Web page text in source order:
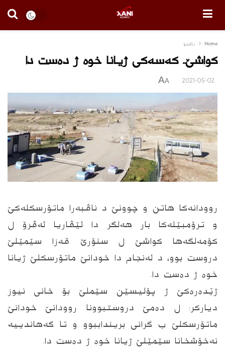
Home ناڤخۆ
کواشێ.. کەسەکی ژیانا خوە ژ دەست دا
2021-05-02
A
A
روودانەکا هاتن و چوونێ د ناڤبەرا ماتۆرسکلەکێ
و ترۆمبێلەکا بار هەلگر دا ئێڤاریا ئەڤرۆ ل
کۆمەلگەها کواشێ ل سنۆرێ قەزا سێمێلێ
دروست بوو، د ئەنجام دا خودانێ ماتۆرسکلێ ژیانا
خوە ژ دەست دا.
ژێدەرەکێ ژ پۆلیسێن سێملێ بۆ خانی نیوز
دیارکر: ل دەمێ دروستبوونا روودانێ خودانێ
ماتۆرسکلێ ب گرانی برینداببوو و تا گەهاندییە
نەخۆشخانا سێمێلێ ژیانا خوە ژ دەست دا.